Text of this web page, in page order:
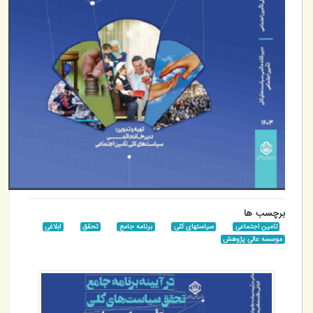
برچسب ها
تامین اجتماعی سیاستهای کلی برنامه جامع تحقق
ابلاغی
موسسه عالی پژوهش